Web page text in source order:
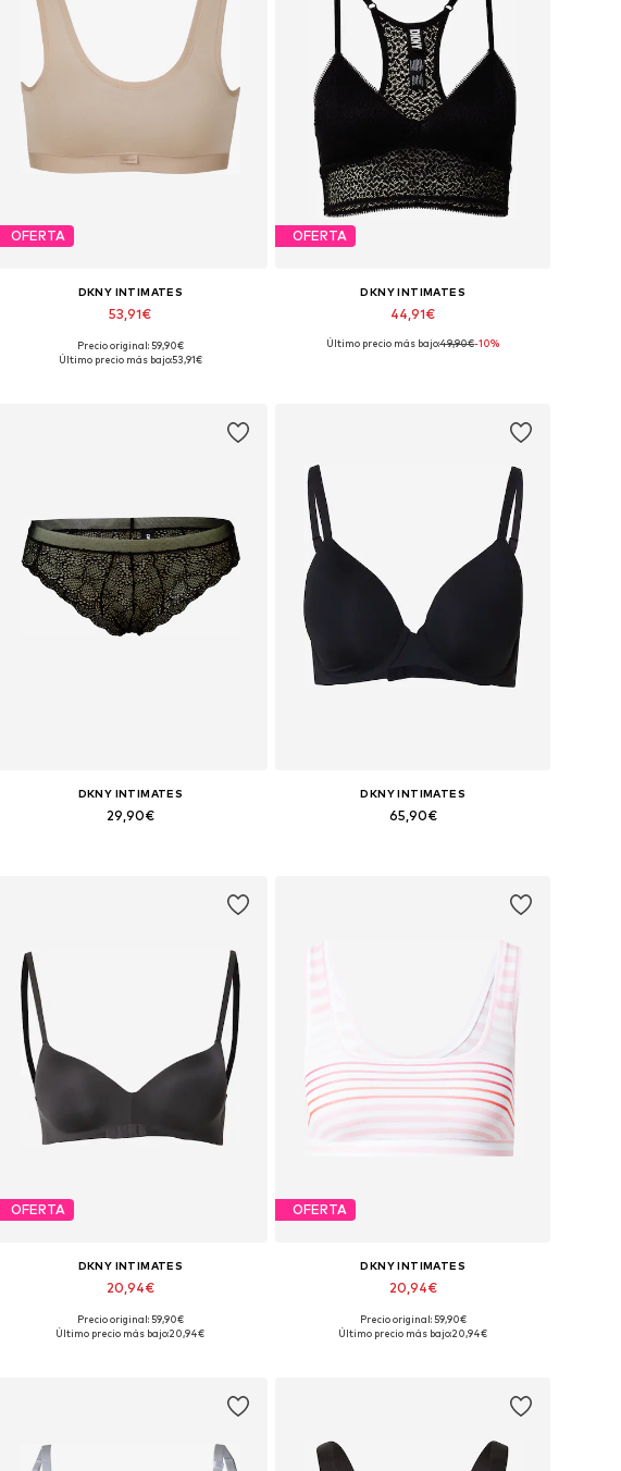
OFERTA
DKNY INTIMATES
53,91€
Tallas disponibles: 90, 95, 105, 115
Precio original: 59,90€
Último precio más bajo:53,91€
OFERTA
DKNY INTIMATES
44,91€
Tallas disponibles: 90, 95, 105, 115
Último precio más bajo:49,90€-10%
DKNY INTIMATES
29,90€
DKNY INTIMATES
65,90€
OFERTA
DKNY INTIMATES
20,94€
Tallas disponibles: 105 D
Precio original: 59,90€
Último precio más bajo:20,94€
OFERTA
DKNY INTIMATES
20,94€
Tallas disponibles: 90, 95
Precio original: 59,90€
Último precio más bajo:20,94€